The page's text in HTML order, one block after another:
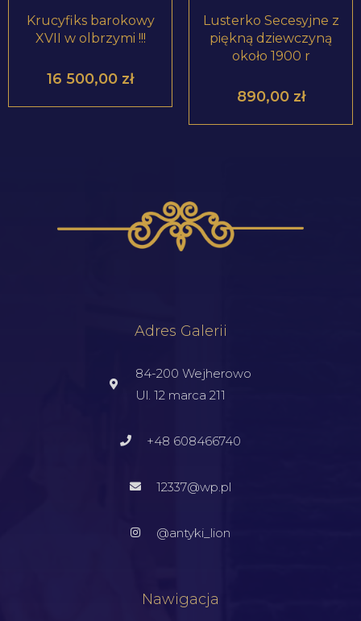
Krucyfiks barokowy
XVII w olbrzymi !!!
16 500,00 zł
Lusterko Secesyjne z
piękną dziewczyną
około 1900 r
890,00 zł
Adres Galerii
84-200 Wejherowo
Ul. 12 marca 211
+48 608466740
12337@wp.pl
@antyki_lion
Nawigacja